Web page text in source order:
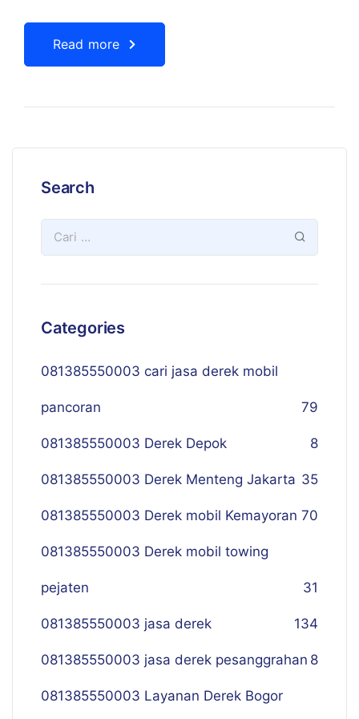
Read more
Search
Categories
081385550003 cari jasa derek mobil
pancoran 79
081385550003 Derek Depok 8
081385550003 Derek Menteng Jakarta 35
081385550003 Derek mobil Kemayoran 70
081385550003 Derek mobil towing
pejaten 31
081385550003 jasa derek 134
081385550003 jasa derek pesanggrahan 8
081385550003 Layanan Derek Bogor